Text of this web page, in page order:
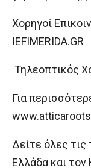
Χορηγοί
IEFIMERIDA.GR
Τηλεοπτικός
Για
Δείτε όλες τις
Ελλάδα και